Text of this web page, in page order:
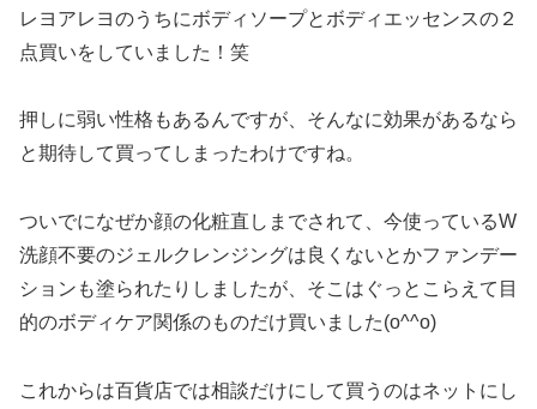
レヨアレヨのうちにボディソープとボディエッセンスの２
点買いをしていました！笑
押しに弱い性格もあるんですが、そんなに効果があるなら
と期待して買ってしまったわけですね。
ついでになぜか顔の化粧直しまでされて、今使っているW
洗顔不要のジェルクレンジングは良くないとかファンデー
ションも塗られたりしましたが、そこはぐっとこらえて目
的のボディケア関係のものだけ買いました(o^^o)
これからは百貨店では相談だけにして買うのはネットにし